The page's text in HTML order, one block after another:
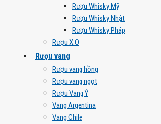
Rượu Whisky Mỹ
Rượu Whisky Nhật
Rượu Whisky Pháp
Rượu X.O
Rượu vang
Rượu vang hồng
Rượu vang ngọt
Rượu Vang Ý
Vang Argentina
Vang Chile